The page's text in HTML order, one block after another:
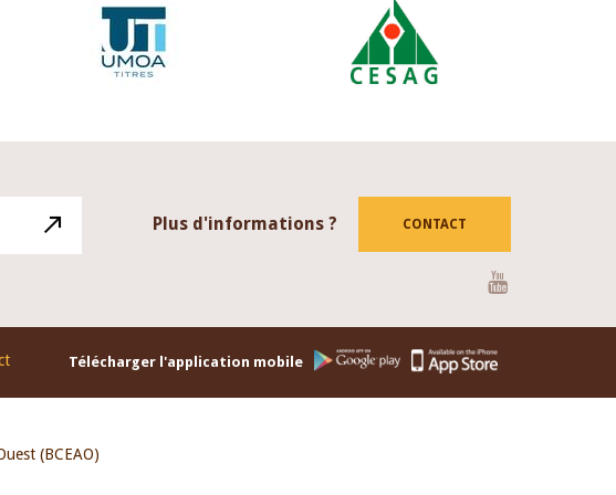
Plus d'informations ? CONTACT
Télécharger l'application mobile
(BCEAO)